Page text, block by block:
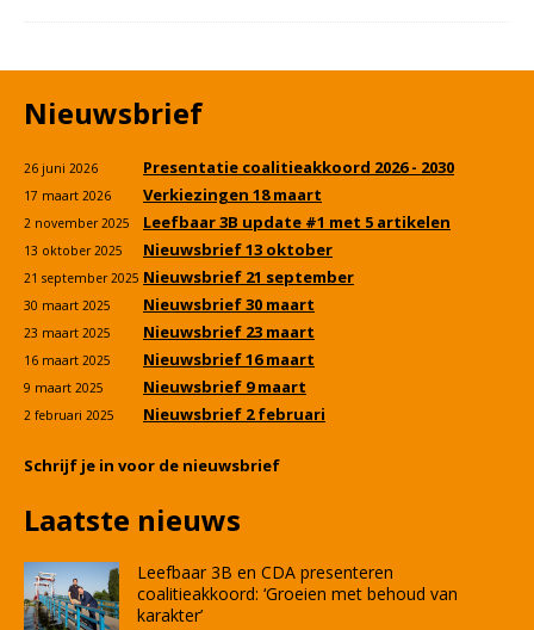
Nieuwsbrief
26 juni 2026 Presentatie coalitieakkoord 2026 - 2030
17 maart 2026 Verkiezingen 18 maart
2 november 2025 Leefbaar 3B update #1 met 5 artikelen
13 oktober 2025 Nieuwsbrief 13 oktober
21 september 2025 Nieuwsbrief 21 september
30 maart 2025 Nieuwsbrief 30 maart
23 maart 2025 Nieuwsbrief 23 maart
16 maart 2025 Nieuwsbrief 16 maart
9 maart 2025 Nieuwsbrief 9 maart
2 februari 2025 Nieuwsbrief 2 februari
Schrijf je in voor de nieuwsbrief
Laatste nieuws
Leefbaar 3B en CDA presenteren
coalitieakkoord: ‘Groeien met behoud van
karakter’